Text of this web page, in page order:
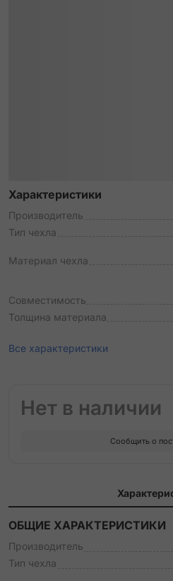
Характеристики
Производитель
Тип чехла
Материал чехла
Совместимость
Толщина материала
Все характеристики
Нет в наличии
Сообщить о
ОБЩИЕ ХАРАКТЕРИСТИКИ
Производитель
Тип чехла